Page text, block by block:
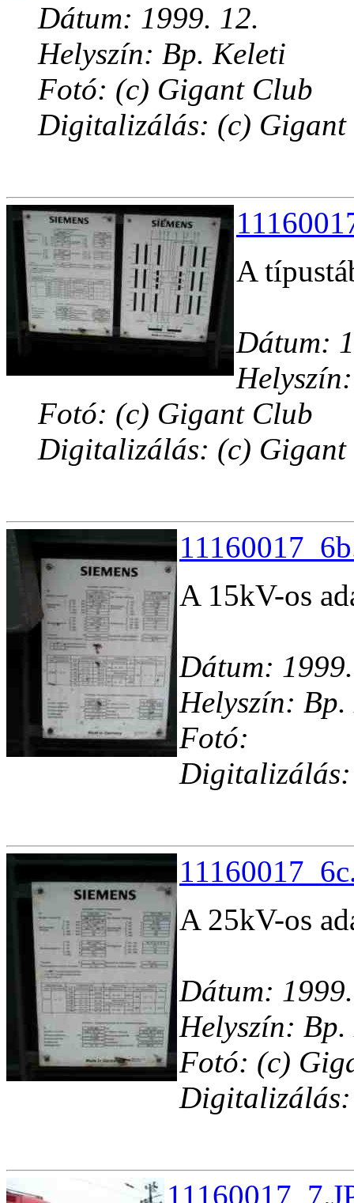
Dátum: 1999. 12.
Helyszín: Bp. Keleti
Fotó: (c) Gigant Club
Digitalizálás: (c) Gigant
A
Dátum:
Fotó: (c) Gigant Club
Digitalizálás: (c) Gigant
A 15kV-os
Dátum:
Helyszín:
Fotó:
A 25kV-os
Dátum:
Helyszín:
Fotó: (c)